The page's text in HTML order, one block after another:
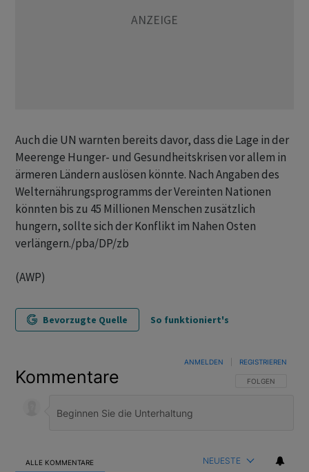
Auch die UN warnten bereits davor, dass die Lage in der
Meerenge Hunger- und Gesundheitskrisen vor allem in
ärmeren Ländern auslösen könnte. Nach Angaben des
Welternährungsprogramms der Vereinten Nationen
könnten bis zu 45 Millionen Menschen zusätzlich
hungern, sollte sich der Konflikt im Nahen Osten
verlängern./pba/DP/zb
(AWP)
Bevorzugte Quelle So funktioniert's
Kommentare FOLGE DIESER
FOLGEN
ANMELDEN REGISTRIEREN
ALLE KOMMENTARE NEUESTE